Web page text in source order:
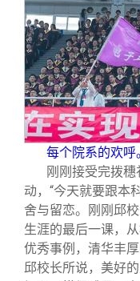
每个院系的欢呼
刚刚接受完拨
动，“今天就要跟本
舍与留恋。刚刚邱
生涯的最后一课，
优秀事例，清华丰
邱校长所说，美好